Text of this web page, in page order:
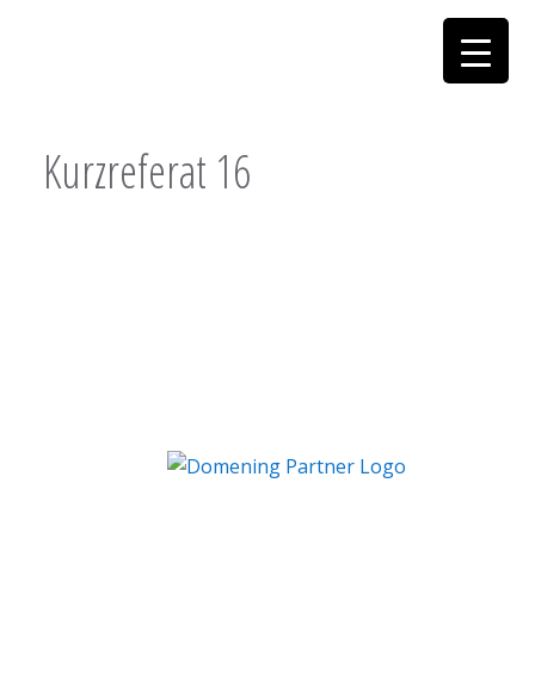
Kurzreferat 16